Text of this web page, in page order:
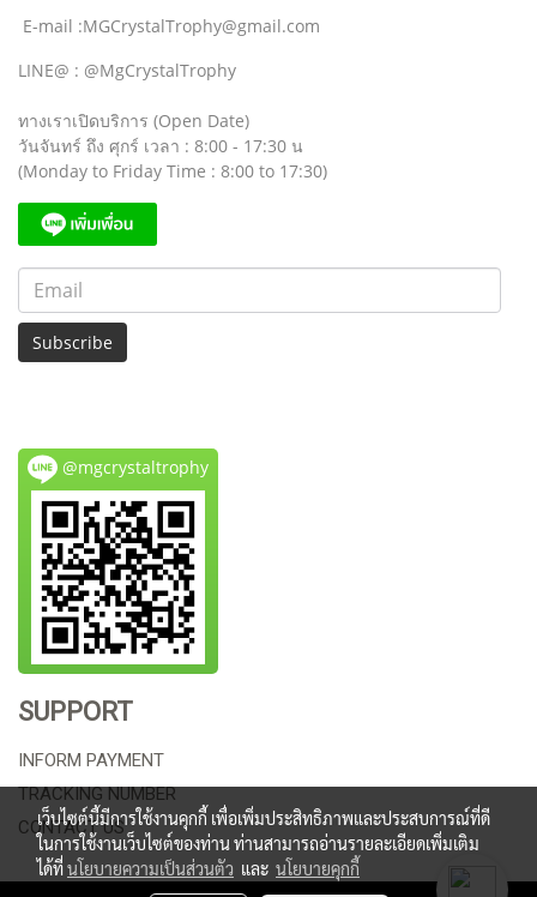
E-mail :MGCrystalTrophy@gmail.com
LINE@ : @MgCrystalTrophy
ทางเราเปิดบริการ (Open Date)
วันจันทร์ ถึง ศุกร์ เวลา : 8:00 - 17:30 น
(Monday to Friday Time : 8:00 to 17:30)
Subscribe
@mgcrystaltrophy
SUPPORT
INFORM PAYMENT
TRACKING NUMBER
CONTACT US
เว็บไซต์นี้มีการใช้งานคุกกี้ เพื่อเพิ่มประสิทธิภาพและประสบการณ์ที่ดี
ในการใช้งานเว็บไซต์ของท่าน ท่านสามารถอ่านรายละเอียดเพิ่มเติม
ได้ที่นโยบายความเป็นส่วนตัว และ นโยบายคุกกี้